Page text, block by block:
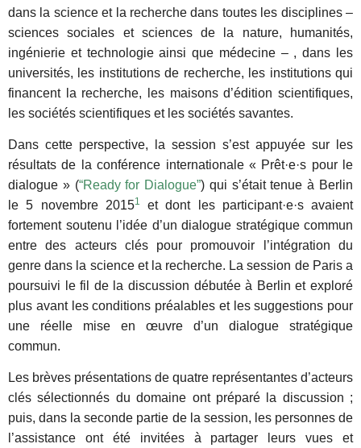
dans la science et la recherche dans toutes les disciplines –
sciences sociales et sciences de la nature, humanités,
ingénierie et technologie ainsi que médecine – , dans les
universités, les institutions de recherche, les institutions qui
financent la recherche, les maisons d’édition scientifiques,
les sociétés scientifiques et les sociétés savantes.
Dans cette perspective, la session s’est appuyée sur les
résultats de la conférence internationale « Prêt·e·s pour le
dialogue » (“Ready for Dialogue”) qui s’était tenue à Berlin
le 5 novembre 20151
et dont les participant·e·s avaient
fortement soutenu l’idée d’un dialogue stratégique commun
entre des acteurs clés pour promouvoir l’intégration du
genre dans la science et la recherche. La session de Paris a
poursuivi le fil de la discussion débutée à Berlin et exploré
plus avant les conditions préalables et les suggestions pour
une réelle mise en œuvre d’un dialogue stratégique
commun.
Les brèves présentations de quatre représentantes d’acteurs
clés sélectionnés du domaine ont préparé la discussion ;
puis, dans la seconde partie de la session, les personnes de
l’assistance ont été invitées à partager leurs vues et